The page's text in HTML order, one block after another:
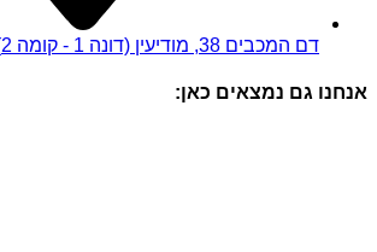
דם המכבים 38, מודיעין (דונה 1 - קומה 2)
אנחנו גם נמצאים כאן: